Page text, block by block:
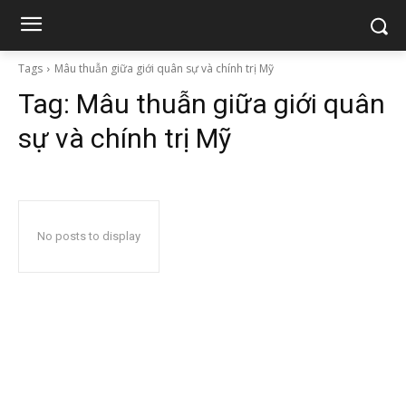
Tags Mâu thuẫn giữa giới quân sự và chính trị Mỹ
Tag: Mâu thuẫn giữa giới quân
sự và chính trị Mỹ
No posts to display